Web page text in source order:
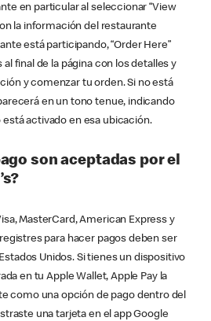
en particular al seleccionar “View
la información del restaurante
está participando, “Order Here”
final de la página con los detalles y
y comenzar tu orden. Si no está
en un tono tenue, indicando
está activado en esa ubicación.
son aceptadas por el
MasterCard, American Express y
para hacer pagos deben ser
Unidos. Si tienes un dispositivo
en tu Apple Wallet, Apple Pay la
como una opción de pago dentro del
una tarjeta en el app Google